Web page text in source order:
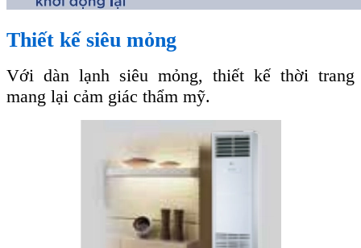
Thiết kế siêu mỏng
Với dàn lạnh siêu mỏng, thiết kế thời trang
mang lại cảm giác thẩm mỹ.